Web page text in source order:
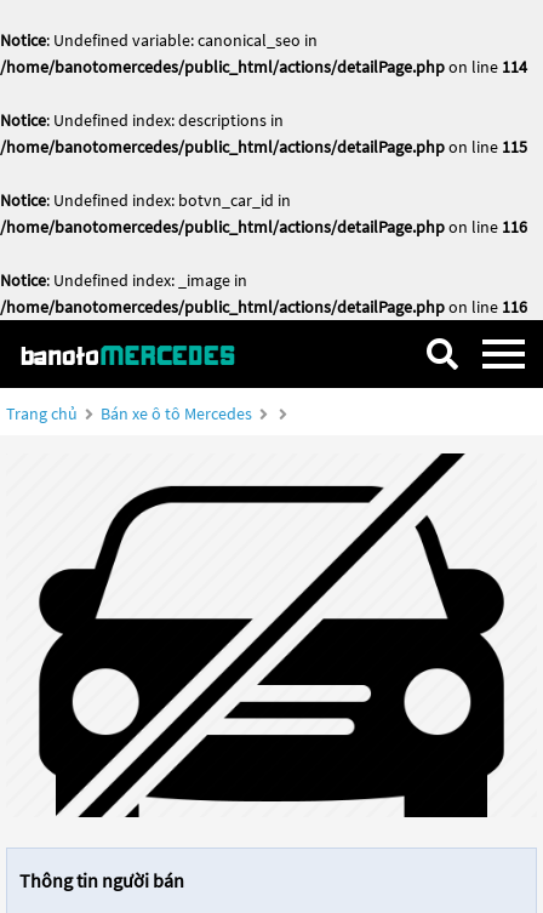
Notice: Undefined variable: canonical_seo in
/home/banotomercedes/public_html/actions/detailPage.phpon line 114
Notice: Undefined index: descriptions in
/home/banotomercedes/public_html/actions/detailPage.phpon line 115
Notice: Undefined index: botvn_car_id in
/home/banotomercedes/public_html/actions/detailPage.phpon line 116
Notice: Undefined index: _image in
/home/banotomercedes/public_html/actions/detailPage.phpon line 116
Trang chủ Bán xe ô tô Mercedes
Thông tin người bán